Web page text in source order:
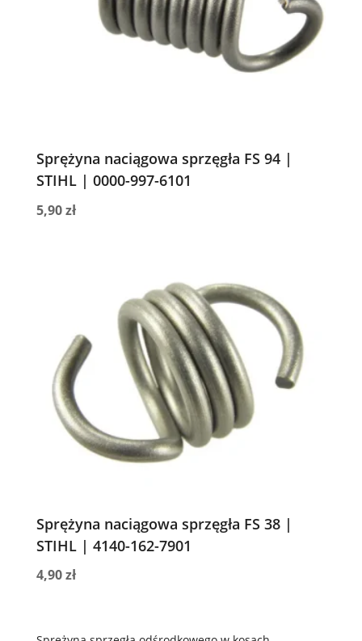
Sprężyna naciągowa sprzęgła FS 94 |
STIHL | 0000-997-6101
5,90zł
Sprężyna naciągowa sprzęgła FS 38 |
STIHL | 4140-162-7901
4,90zł